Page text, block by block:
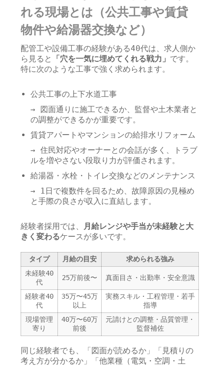
れる現場とは（公共工事や賃貸
物件や給湯器交換など）
配管工や設備工事の経験がある40代は、求人側か
ら見ると
「穴を一気に埋めてくれる戦力」 です。
特に次のような工事で強く求められます。
公共工事の上下水道工事
→ 図面通りに施工できるか、監督や土木業者と
の調整ができるかが重要です。
賃貸アパートやマンションの給排水リフォーム
→ 住民対応やオーナーとの会話が多く、トラブ
ルを増やさない段取り力が評価されます。
給湯器・水栓・トイレ交換などのメンテナンス
→ 1日で複数件を回るため、故障原因の見極め
と手際の良さが収入に直結します。
経験者採用では、 月給レンジや手当が未経験と大
きく変わるケースが多いです。
タイプ 月給の目安
求められる強み
未経験40
代
25万前後〜 真面目さ・出勤率・安全意識
経験者40
代
35万〜45万
以上
実務スキル・工程管理・若手
指導
現場管理
寄り
40万〜60万
前後
元請けとの調整・品質管理・
監督補佐
同じ経験者でも、「図面が読めるか」「見積りの
考え方が分かるか」「他業種（電気・空調・土